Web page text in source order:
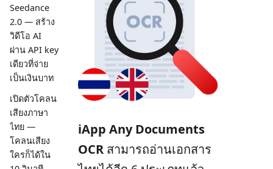
Seedance
2.0 — สร้าง
วิดีโอ AI
ผ่าน API key
เดียวที่จ่าย
เป็นเงินบาท
เปิดตัวโคลน
เสียงภาษา
ไทย —
โคลนเสียง
ใครก็ได้ใน
iApp Any Documents
OCR สามารถอ่านเอกสาร